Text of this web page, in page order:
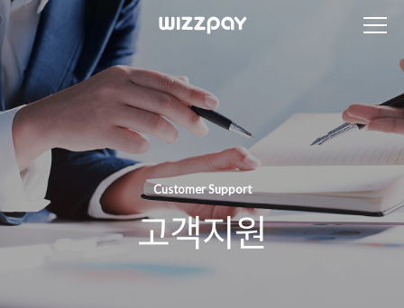
Customer Support
고객지원